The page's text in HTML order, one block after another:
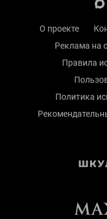
О проекте
Реклама на
Правила
Политика